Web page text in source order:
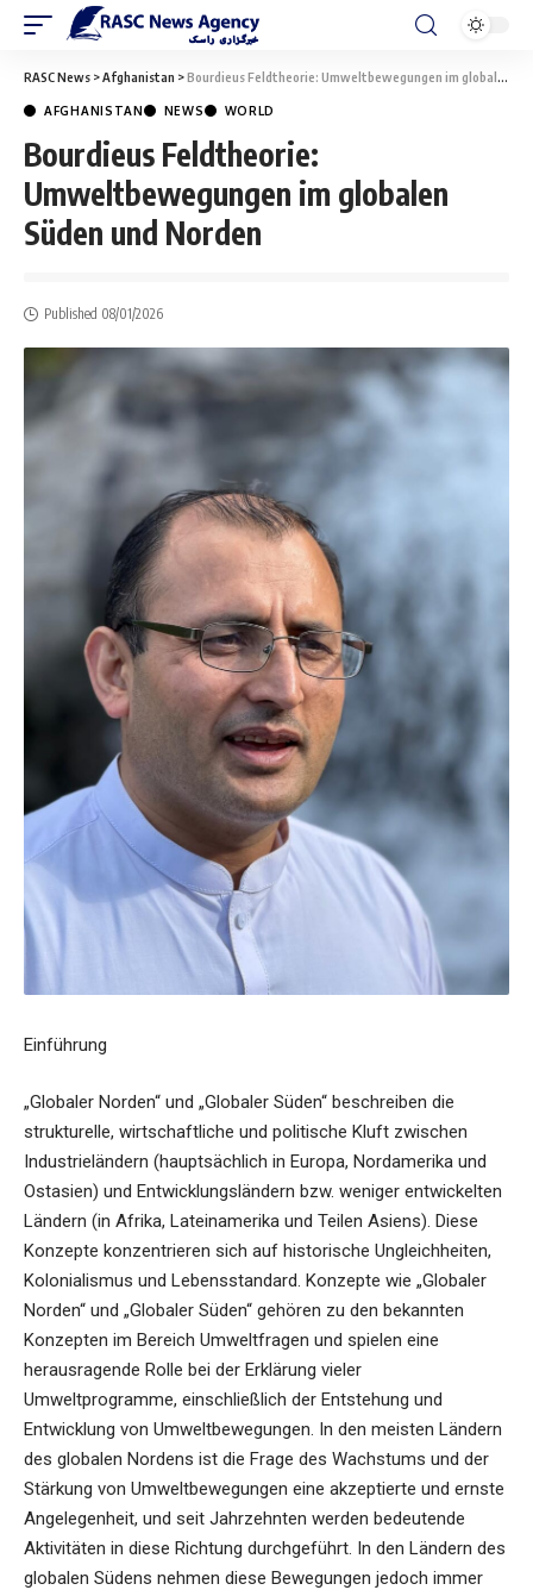
RASC News >Afghanistan >Bourdieus Feldtheorie: Umweltbewegungen im globalen Süden und Norden
AFGHANISTAN NEWS WORLD
Bourdieus Feldtheorie:
Umweltbewegungen im globalen
Süden und Norden
Published 08/01/2026
Einführung
„Globaler Norden“ und „Globaler Süden“ beschreiben die
strukturelle, wirtschaftliche und politische Kluft zwischen
Industrieländern (hauptsächlich in Europa, Nordamerika und
Ostasien) und Entwicklungsländern bzw. weniger entwickelten
Ländern (in Afrika, Lateinamerika und Teilen Asiens). Diese
Konzepte konzentrieren sich auf historische Ungleichheiten,
Kolonialismus und Lebensstandard. Konzepte wie „Globaler
Norden“ und „Globaler Süden“ gehören zu den bekannten
Konzepten im Bereich Umweltfragen und spielen eine
herausragende Rolle bei der Erklärung vieler
Umweltprogramme, einschließlich der Entstehung und
Entwicklung von Umweltbewegungen. In den meisten Ländern
des globalen Nordens ist die Frage des Wachstums und der
Stärkung von Umweltbewegungen eine akzeptierte und ernste
Angelegenheit, und seit Jahrzehnten werden bedeutende
Aktivitäten in diese Richtung durchgeführt. In den Ländern des
globalen Südens nehmen diese Bewegungen jedoch immer